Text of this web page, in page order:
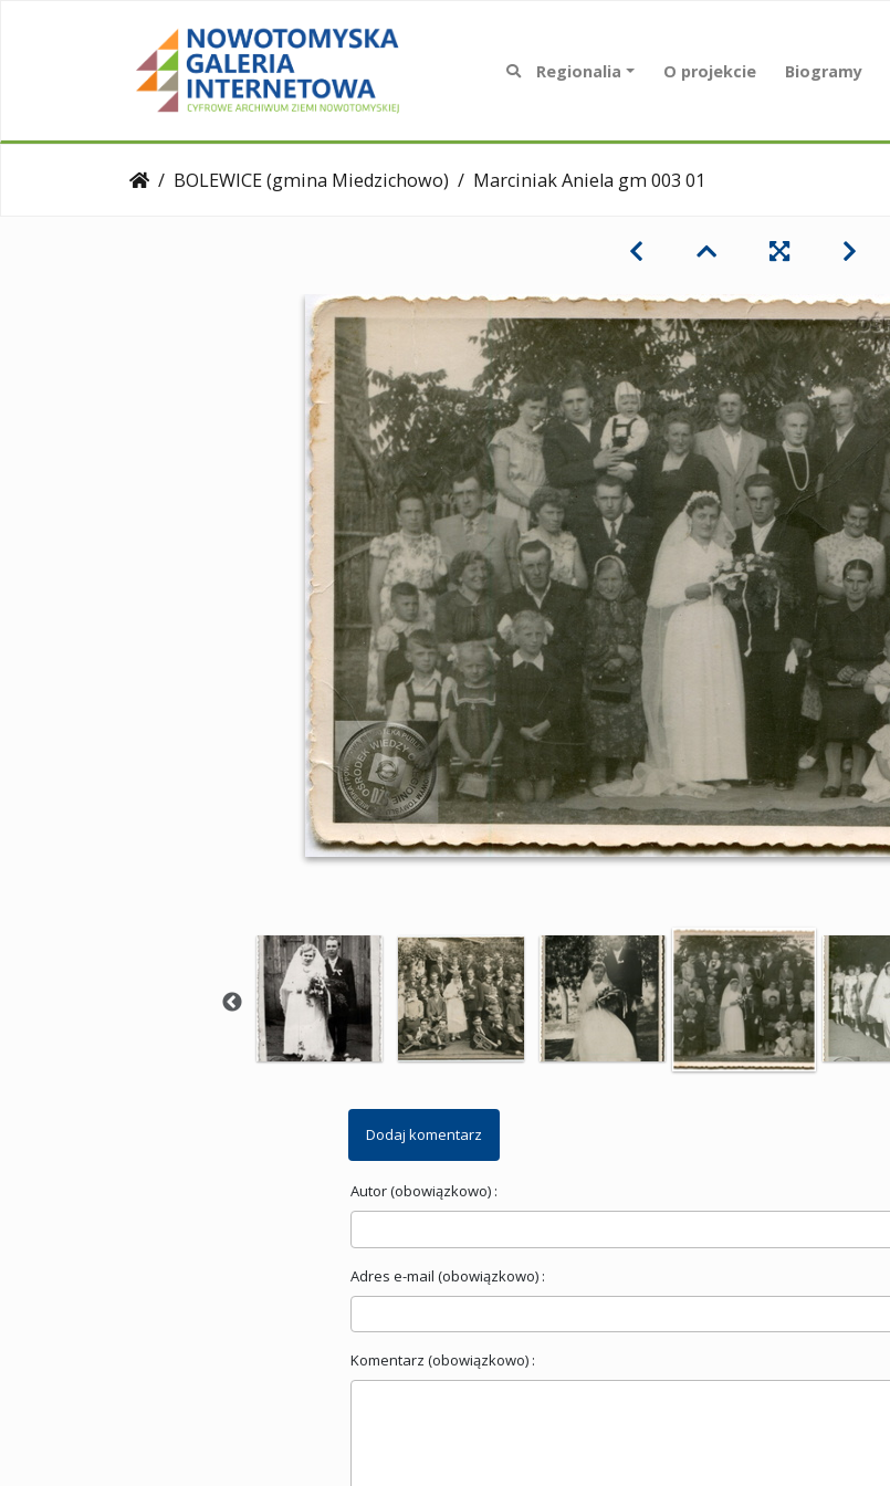
Regionalia O projekcie Biogramy
BOLEWICE (gmina Miedzichowo) Marciniak Aniela gm 003 01
Dodaj komentarz
Autor (obowiązkowo) :
Adres e-mail (obowiązkowo) :
Komentarz (obowiązkowo) :